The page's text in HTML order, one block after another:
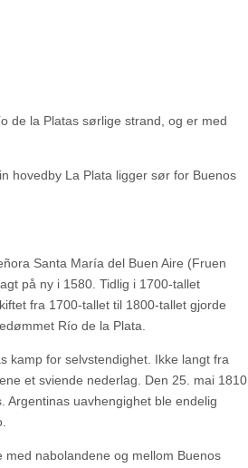
de la Platas sørlige strand, og er med
hovedby La Plata ligger sør for Buenos
Santa María del Buen Aire (Fruen
på ny i 1580. Tidlig i 1700-tallet
fra 1700-tallet til 1800-tallet gjorde
Río de la Plata.
kamp for selvstendighet. Ikke langt fra
et sviende nederlag. Den 25. mai 1810
Argentinas uavhengighet ble endelig
nabolandene og mellom Buenos